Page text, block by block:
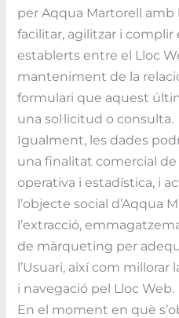
per Aqqua Martorell
facilitar, agilitzar i
establerts entre el Lloc
manteniment de la
formulari que aquest
una sol·licitud o consulta.
Igualment, les dades
una finalitat comercial de
operativa i estadística, i
l’objecte social d’Aqqua
l’extracció,
de màrqueting per
l’Usuari, així com
i navegació pel Lloc Web.
En el moment en què